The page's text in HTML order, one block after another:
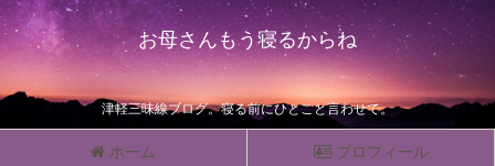
お母さんもう寝るからね
津軽三味線ブログ。寝る前にひとこと言わせて。
ホーム プロフィール